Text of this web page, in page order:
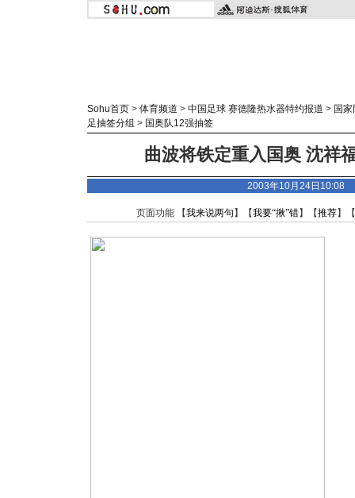
Sohu首页 > 体育频道 > 中国足球 赛德隆热水器特约报道 > 国家
足抽签分组 > 国奥队12强抽签
曲波将铁定重入国奥 沈祥
2003年10月24日10:08
页面功能 【我来说两句 】【我要“揪”错】【推荐】